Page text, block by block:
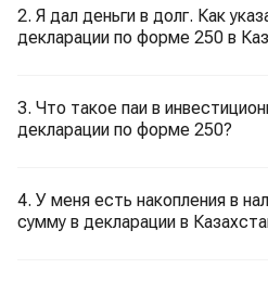
2. Я дал деньги в долг. Как
декларации по форме 250 в
3. Что такое паи в
декларации по форме 250?
4. У меня есть накопления в
сумму в декларации в